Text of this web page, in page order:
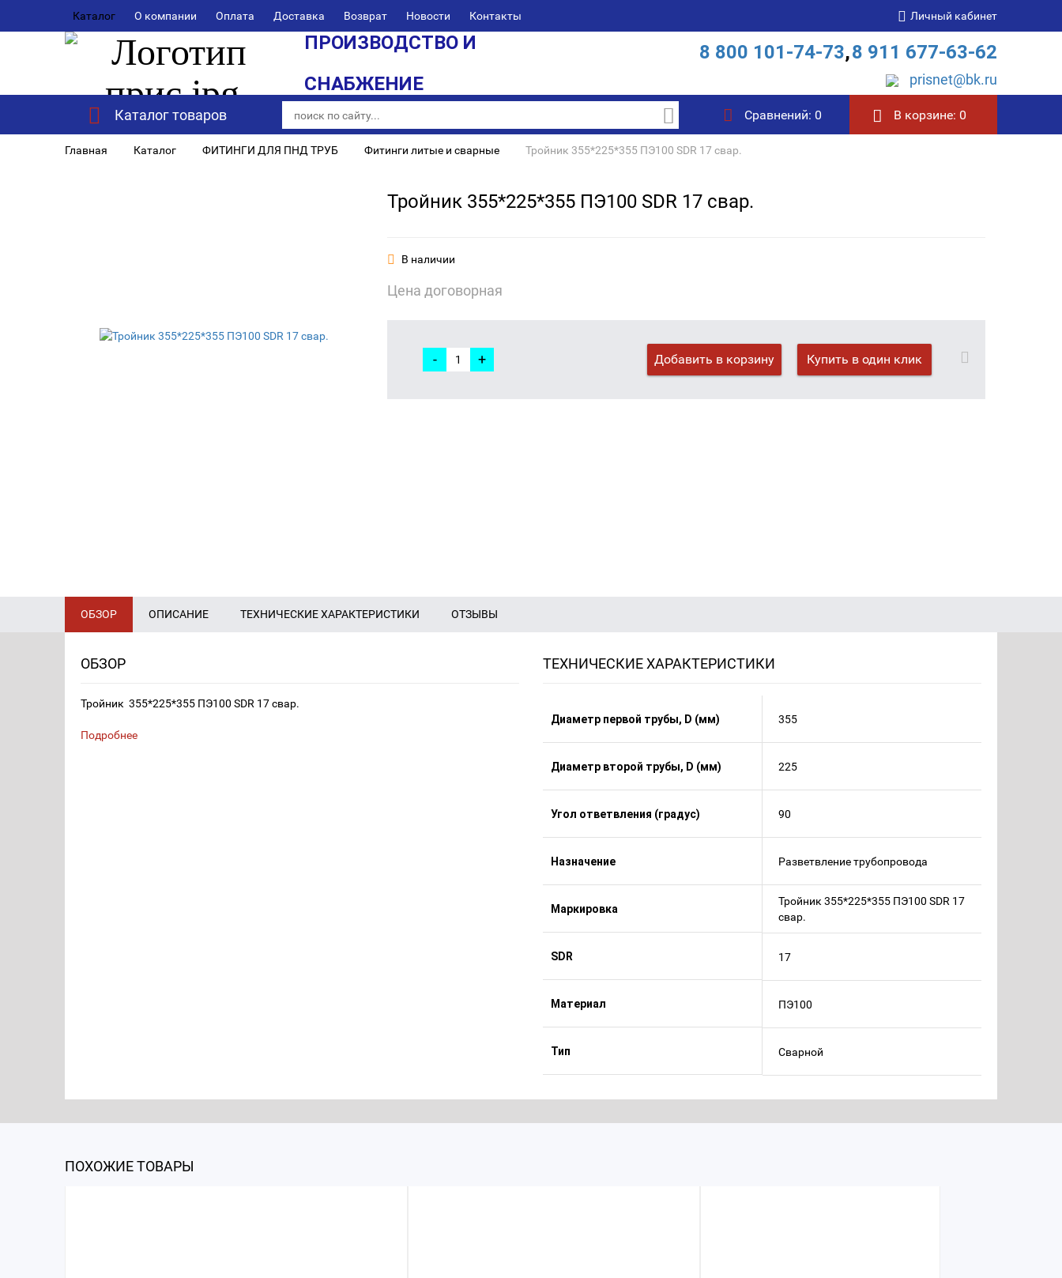
Каталог О компании Оплата Доставка Возврат Новости Контакты Личный кабинет
ПРОИЗВОДСТВО И
СНАБЖЕНИЕ
8 800 101-74-73,8 911 677-63-62
prisnet@bk.ru
Каталог товаров Сравнений: 0 В корзине: 0
Главная Каталог ФИТИНГИ ДЛЯ ПНД ТРУБ Фитинги литые и сварные Тройник 355*225*355 ПЭ100 SDR 17 свар.
Тройник 355*225*355 ПЭ100 SDR 17 свар.
В наличии
Цена договорная
- + Добавить в корзину Купить в один клик
ОБЗОР ОПИСАНИЕ ТЕХНИЧЕСКИЕ ХАРАКТЕРИСТИКИ ОТЗЫВЫ
ОБЗОР
Тройник 355*225*355 ПЭ100 SDR 17 свар.
Подробнее
ТЕХНИЧЕСКИЕ ХАРАКТЕРИСТИКИ
Диаметр первой трубы, D (мм)
Диаметр второй трубы, D (мм)
Угол ответвления (градус)
Назначение
Маркировка
SDR
Материал
Тип
355
225
90
Разветвление трубопровода
Тройник 355*225*355 ПЭ100 SDR 17
свар.
17
ПЭ100
Сварной
ПОХОЖИЕ ТОВАРЫ